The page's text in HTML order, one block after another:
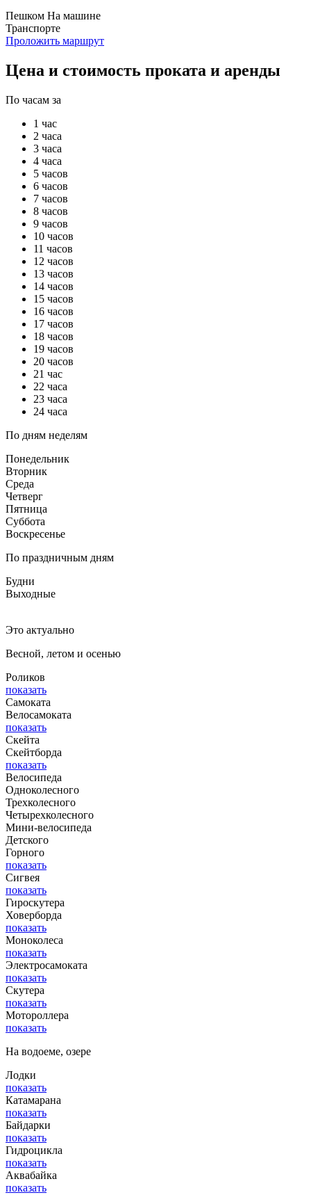
Пешком На машине
Транспорте
Проложить маршрут
Цена и стоимость проката и аренды
По часам за
1 час
2 часа
3 часа
4 часа
5 часов
6 часов
7 часов
8 часов
9 часов
10 часов
11 часов
12 часов
13 часов
14 часов
15 часов
16 часов
17 часов
18 часов
19 часов
20 часов
21 час
22 часа
23 часа
24 часа
По дням неделям
Понедельник
Вторник
Среда
Четверг
Пятница
Суббота
Воскресенье
По праздничным дням
Будни
Выходные
Это актуально
Весной, летом и осенью
Роликов
показать
Самоката
Велосамоката
показать
Скейта
Скейтборда
показать
Велосипеда
Одноколесного
Трехколесного
Четырехколесного
Мини-велосипеда
Детского
Горного
показать
Сигвея
показать
Гироскутера
Ховерборда
показать
Моноколеса
показать
Электросамоката
показать
Скутера
показать
Мотороллера
показать
На водоеме, озере
Лодки
показать
Катамарана
показать
Байдарки
показать
Гидроцикла
показать
Аквабайка
показать